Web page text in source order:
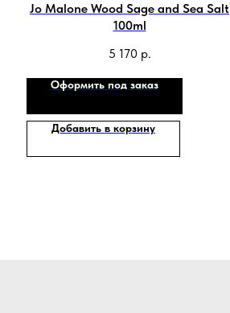
Jo Malone Wood Sage and Sea Salt
100ml
5 170 р.
Оформить под заказ
Добавить в корзину